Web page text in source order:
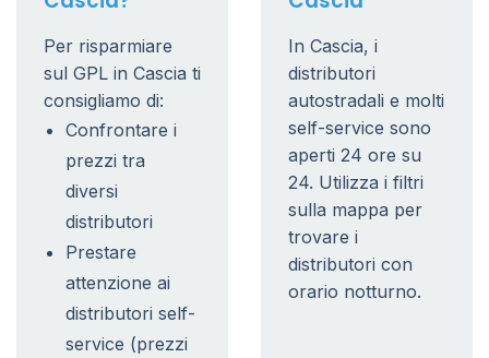
Per risparmiare
sul GPL in Cascia ti
consigliamo di:
Confrontare i
prezzi tra
diversi
distributori
Prestare
attenzione ai
distributori self-
service (prezzi
In Cascia, i
distributori
autostradali e molti
self-service sono
aperti 24 ore su
24. Utilizza i filtri
sulla mappa per
trovare i
distributori con
orario notturno.